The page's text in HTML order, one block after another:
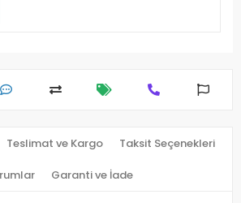
Teslimat ve Kargo Taksit Seçenekleri
Garanti ve İade